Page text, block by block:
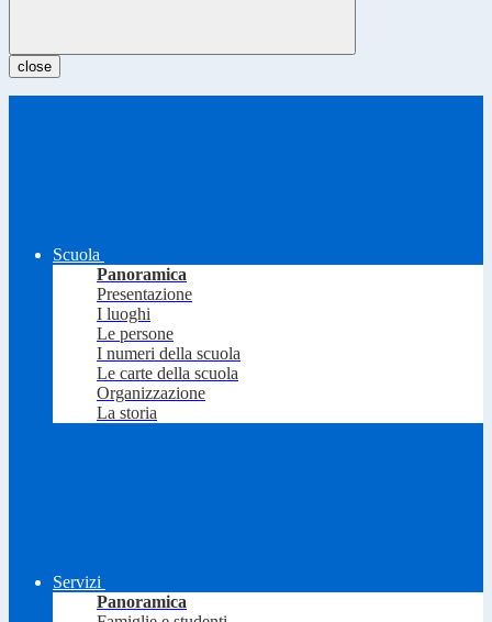
close
Scuola
Panoramica
Presentazione
I luoghi
Le persone
I numeri della scuola
Le carte della scuola
Organizzazione
La storia
Servizi
Panoramica